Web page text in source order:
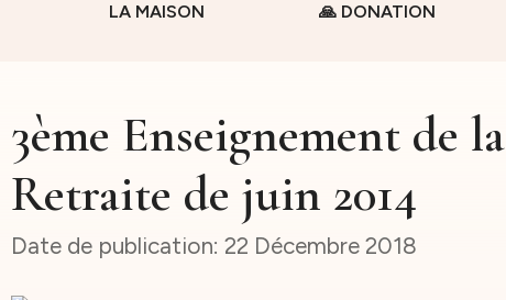
LA MAISON 🙏 DONATION
3ème Enseignement de la
Retraite de juin 2014
22 Décembre 2018